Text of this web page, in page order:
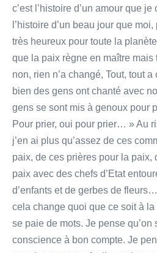
c’est l’histoire d’un amour que je
l’histoire d’un beau jour que
très heureux pour toute la
que la paix règne en maître
non, rien n’a changé, Tout, tout
bien des gens ont chanté avec
gens se sont mis à genoux pour
Pour prier, oui pour prier… » Au
j’en ai plus qu’assez de ces
paix, de ces prières pour la paix,
paix avec des chefs d’Etat
d’enfants et de gerbes de
cela change quoi que ce soit à la
se paie de mots. Je pense qu’on
conscience à bon compte. Je